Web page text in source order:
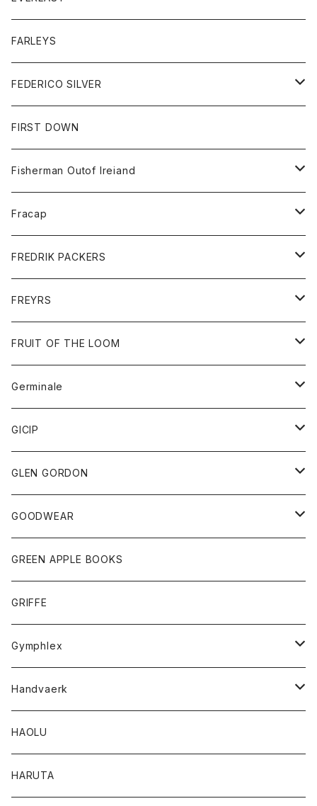
シャツ
セーター
ボトム
ショートパンツ
パンツ
レディース
コート
ジャケット
Tシャツ
ボトム
トップス
ジャケット
スエットシャツ
ボトム
スエットパンツ
グッズ
帽子
FARLEYS
FEDERICO SILVER
アクセサリー
FIRST DOWN
Fisherman Outof Ireiand
ニット
Fracap
グッズ
靴
FREDRIK PACKERS
アクセサリー
バッグ
FREYRS
サングラス
FRUIT OF THE LOOM
アウター
パーカー
グッズ
ネクタイ
チーフ
トップス
シャツ
タンクトップ
ボトム
ショートパンツ
スカート
レディース
スカート
Tシャツ
Germinale
靴
サンダル
GICIP
トップス
Tシャツ
GLEN GORDON
グッズ
手袋
GOODWEAR
トップス
Tシャツ
GREEN APPLE BOOKS
GRIFFE
Gymphlex
アウター
カーディガン
コート
トップス
シャツ
レディース
Handvaerk
トップス
Tシャツ
HAOLU
HARUTA